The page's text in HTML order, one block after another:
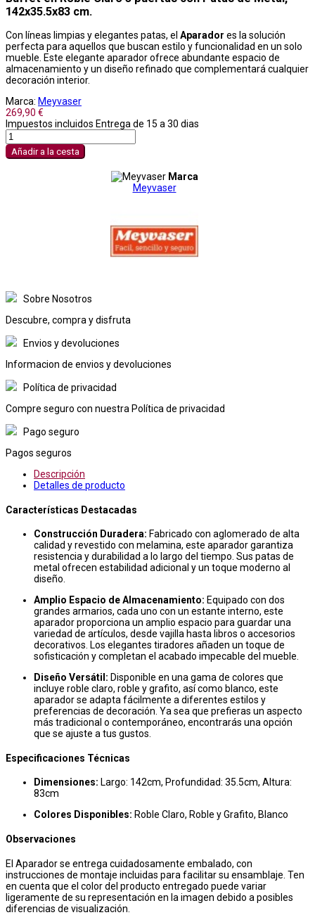
142x35.5x83 cm.
Con líneas limpias y elegantes patas, el Aparador es la solución
perfecta para aquellos que buscan estilo y funcionalidad en un solo
mueble. Este elegante aparador ofrece abundante espacio de
almacenamiento y un diseño refinado que complementará cualquier
decoración interior.
Marca: Meyvaser
269,90 €
Impuestos incluidos Entrega de 15 a 30 dias
Añadir a la cesta
Marca
Meyvaser
Sobre Nosotros
Descubre, compra y disfruta
Envios y devoluciones
Informacion de envios y devoluciones
Política de privacidad
Compre seguro con nuestra Política de privacidad
Pago seguro
Pagos seguros
Descripción
Detalles de producto
Características Destacadas
Construcción Duradera: Fabricado con aglomerado de alta
calidad y revestido con melamina, este aparador garantiza
resistencia y durabilidad a lo largo del tiempo. Sus patas de
metal ofrecen estabilidad adicional y un toque moderno al
diseño.
Amplio Espacio de Almacenamiento: Equipado con dos
grandes armarios, cada uno con un estante interno, este
aparador proporciona un amplio espacio para guardar una
variedad de artículos, desde vajilla hasta libros o accesorios
decorativos. Los elegantes tiradores añaden un toque de
sofisticación y completan el acabado impecable del mueble.
Diseño Versátil: Disponible en una gama de colores que
incluye roble claro, roble y grafito, así como blanco, este
aparador se adapta fácilmente a diferentes estilos y
preferencias de decoración. Ya sea que prefieras un aspecto
más tradicional o contemporáneo, encontrarás una opción
que se ajuste a tus gustos.
Especificaciones Técnicas
Dimensiones: Largo: 142cm, Profundidad: 35.5cm, Altura:
83cm
Colores Disponibles: Roble Claro, Roble y Grafito, Blanco
Observaciones
El Aparador se entrega cuidadosamente embalado, con
instrucciones de montaje incluidas para facilitar su ensamblaje. Ten
en cuenta que el color del producto entregado puede variar
ligeramente de su representación en la imagen debido a posibles
diferencias de visualización.